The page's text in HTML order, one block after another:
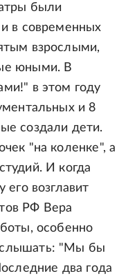
были
в современных
взрослыми,
юными. В
в этом году
и 8
создали дети.
"на коленке", а
И когда
возглавит
РФ Вера
особенно
"Мы бы
два года